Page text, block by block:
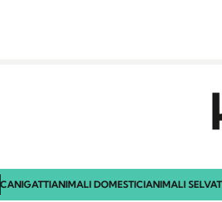
CANIGATTIANIMALI DOMESTICIANIMALI